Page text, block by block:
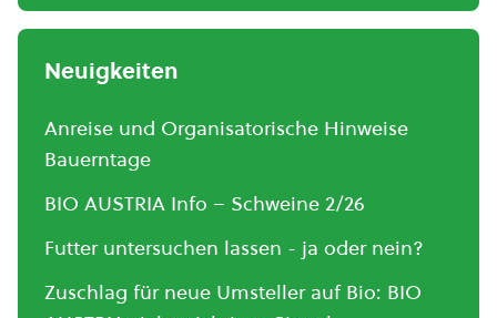
Neuigkeiten
Anreise und Organisatorische Hinweise
Bauerntage
BIO AUSTRIA Info – Schweine 2/26
Futter untersuchen lassen - ja oder nein?
Zuschlag für neue Umsteller auf Bio: BIO